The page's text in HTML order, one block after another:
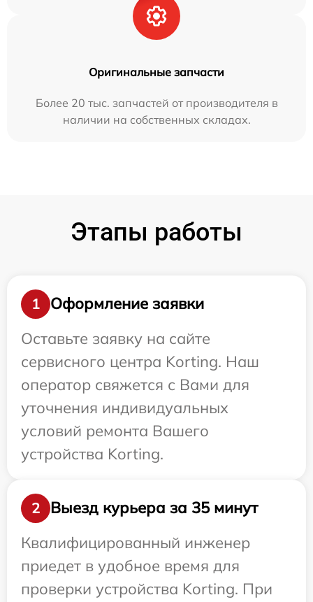
Оригинальные запчасти
Более 20 тыс. запчастей от производителя в
наличии на собственных складах.
Этапы работы
1
Оформление заявки
Оставьте заявку на сайте
сервисного центра Korting. Наш
оператор свяжется с Вами для
уточнения индивидуальных
условий ремонта Вашего
устройства Korting.
2
Выезд курьера за 35 минут
Квалифицированный инженер
приедет в удобное время для
проверки устройства Korting. При